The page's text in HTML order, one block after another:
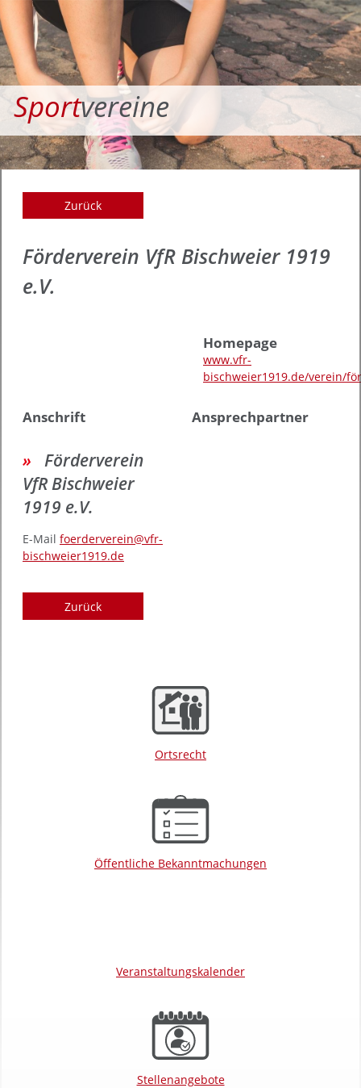
Sportvereine
Zurück
Förderverein VfR Bischweier 1919
e.V.
Homepage
www.vfr-
bischweier1919.de/verein/
Anschrift
Förderverein
VfR Bischweier
1919 e.V.
E-Mail foerderverein@vfr-
bischweier1919.de
Ansprechpartner
Zurück
Ortsrecht
Öffentliche Bekanntmachungen
Veranstaltungskalender
Stellenangebote